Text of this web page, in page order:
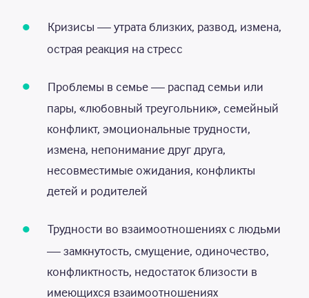
Кризисы — утрата близких, развод, измена,
острая реакция на стресс
Проблемы в семье — распад семьи или
пары, «любовный треугольник», семейный
конфликт, эмоциональные трудности,
измена, непонимание друг друга,
несовместимые ожидания, конфликты
детей и родителей
Трудности во взаимоотношениях с людьми
— замкнутость, смущение, одиночество,
конфликтность, недостаток близости в
имеющихся взаимоотношениях